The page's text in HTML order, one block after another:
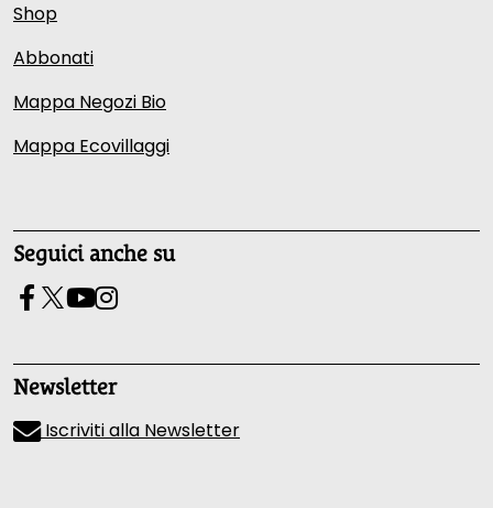
Shop
Abbonati
Mappa Negozi Bio
Mappa Ecovillaggi
Seguici anche su
Newsletter
Iscriviti alla Newsletter